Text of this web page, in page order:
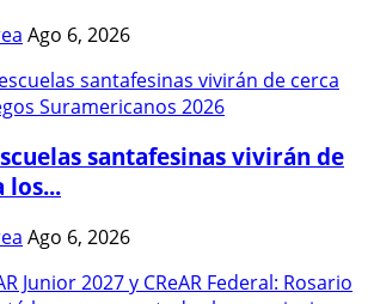
Ago 6, 2026
santafesinas vivirán de
los...
Ago 6, 2026